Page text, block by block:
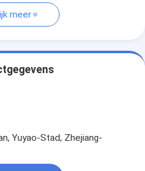
meer
Yuyao-Stad, Zhejiang-